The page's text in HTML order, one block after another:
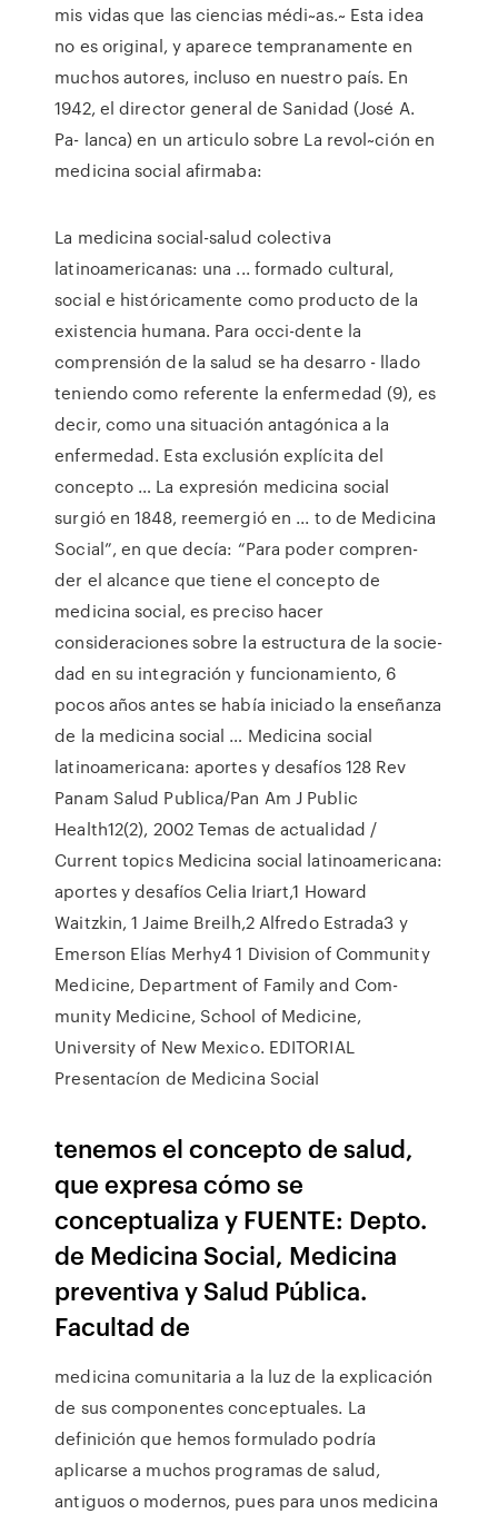
mis vidas que las ciencias médi~as.~ Esta idea
no es original, y aparece tempranamente en
muchos autores, incluso en nuestro país. En
1942, el director general de Sanidad (José A.
Pa- lanca) en un articulo sobre La revol~ción en
medicina social afirmaba:
La medicina social-salud colectiva
latinoamericanas: una ... formado cultural,
social e históricamente como producto de la
existencia humana. Para occi-dente la
comprensión de la salud se ha desarro - llado
teniendo como referente la enfermedad (9), es
decir, como una situación antagónica a la
enfermedad. Esta exclusión explícita del
concepto … La expresión medicina social
surgió en 1848, reemergió en ... to de Medicina
Social”, en que decía: “Para poder compren-
der el alcance que tiene el concepto de
medicina social, es preciso hacer
consideraciones sobre la estructura de la socie-
dad en su integración y funcionamiento, 6
pocos años antes se había iniciado la enseñanza
de la medicina social … Medicina social
latinoamericana: aportes y desafíos 128 Rev
Panam Salud Publica/Pan Am J Public
Health12(2), 2002 Temas de actualidad /
Current topics Medicina social latinoamericana:
aportes y desafíos Celia Iriart,1 Howard
Waitzkin, 1 Jaime Breilh,2 Alfredo Estrada3 y
Emerson Elías Merhy4 1 Division of Community
Medicine, Department of Family and Com-
munity Medicine, School of Medicine,
University of New Mexico. EDITORIAL
Presentacíon de Medicina Social
tenemos el concepto de salud,
que expresa cómo se
conceptualiza y FUENTE: Depto.
de Medicina Social, Medicina
preventiva y Salud Pública.
Facultad de
medicina comunitaria a la luz de la explicación
de sus componentes conceptuales. La
definición que hemos formulado podría
aplicarse a muchos programas de salud,
antiguos o modernos, pues para unos medicina